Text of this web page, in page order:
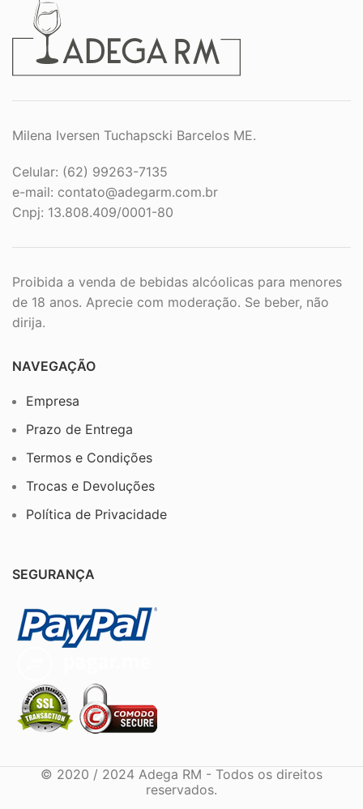
Milena Iversen Tuchapscki Barcelos ME.
Celular: (62) 99263-7135
e-mail: contato@adegarm.com.br
Cnpj: 13.808.409/0001-80
Proibida a venda de bebidas alcóolicas para menores
de 18 anos. Aprecie com moderação. Se beber, não
dirija.
NAVEGAÇÃO
Empresa
Prazo de Entrega
Termos e Condições
Trocas e Devoluções
Política de Privacidade
SEGURANÇA
© 2020 / 2024 Adega RM - Todos os direitos
reservados.